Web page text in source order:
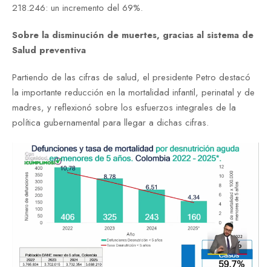
218.246: un incremento del 69%.
Sobre la disminución de muertes, gracias al sistema de
Salud preventiva
Partiendo de las cifras de salud, el presidente Petro destacó
la importante reducción en la mortalidad infantil, perinatal y de
madres, y reflexionó sobre los esfuerzos integrales de la
política gubernamental para llegar a dichas cifras.